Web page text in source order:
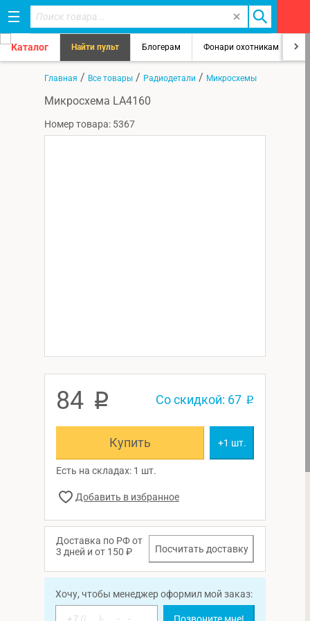
Каталог Найти пульт Блогерам Фонари охотникам
Главная / Все товары / Радиодетали / Микросхемы
Микросхема LA4160
Номер товара: 5367
84 p Со скидкой: 67 p
Купить +1 шт.
Есть на складах: 1 шт.
Доставка по РФ от
3 дней и от 150 ₽
Посчитать доставку
Хочу, чтобы менеджер оформил мой заказ:
Позвоните мне!